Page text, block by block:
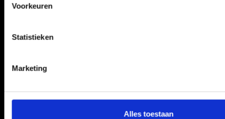
Ook delen we informatie over uw gebruik van onze site met
gegevens combineren met andere informatie die u aan ze
die ze hebben verzameld op basis van uw gebruik van hun
Voorkeuren
Statistieken
Marketing
Alles toestaan